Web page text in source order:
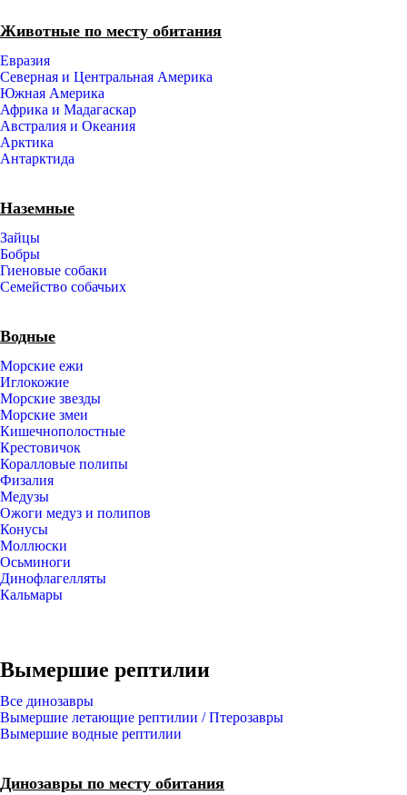
Животные по месту обитания
Евразия
Северная и Центральная Америка
Южная Америка
Африка и Мадагаскар
Австралия и Океания
Арктика
Антарктида
Наземные
Зайцы
Бобры
Гиеновые собаки
Семейство собачьих
Водные
Морские ежи
Иглокожие
Морские звезды
Морские змеи
Кишечнополостные
Крестовичок
Коралловые полипы
Физалия
Медузы
Ожоги медуз и полипов
Конусы
Моллюски
Осьминоги
Динофлагелляты
Кальмары
Вымершие рептилии
Все динозавры
Вымершие летающие рептилии / Птерозавры
Вымершие водные рептилии
Динозавры по месту обитания